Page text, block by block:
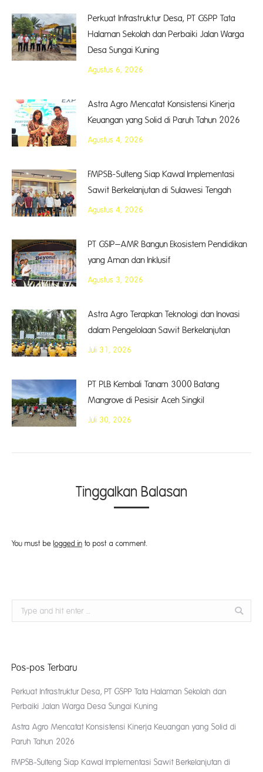
Perkuat Infrastruktur Desa, PT GSPP Tata
Halaman Sekolah dan Perbaiki Jalan Warga
Desa Sungai Kuning
Agustus 6, 2026
Astra Agro Mencatat Konsistensi Kinerja
Keuangan yang Solid di Paruh Tahun 2026
Agustus 4, 2026
FMPSB-Sulteng Siap Kawal Implementasi
Sawit Berkelanjutan di Sulawesi Tengah
Agustus 4, 2026
PT GSIP–AMR Bangun Ekosistem Pendidikan
yang Aman dan Inklusif
Agustus 3, 2026
Astra Agro Terapkan Teknologi dan Inovasi
dalam Pengelolaan Sawit Berkelanjutan
Juli 31, 2026
PT PLB Kembali Tanam 3000 Batang
Mangrove di Pesisir Aceh Singkil
Juli 30, 2026
Tinggalkan Balasan
You must be logged in to post a comment.
Search:
Pos-pos Terbaru
Perkuat Infrastruktur Desa, PT GSPP Tata Halaman Sekolah dan
Perbaiki Jalan Warga Desa Sungai Kuning
Astra Agro Mencatat Konsistensi Kinerja Keuangan yang Solid di
Paruh Tahun 2026
FMPSB-Sulteng Siap Kawal Implementasi Sawit Berkelanjutan di